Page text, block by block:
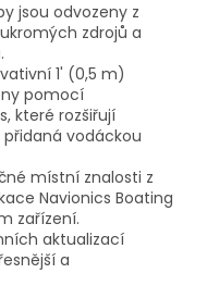
jsou odvozeny z
zdrojů a
1' (0,5 m)
pomocí
které rozšiřují
vodáckou
místní znalosti z
Navionics Boating
zařízení.
aktualizací
a